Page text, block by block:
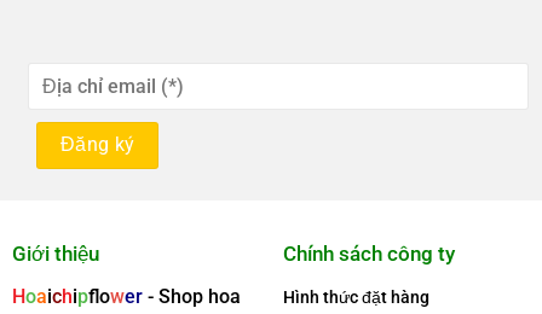
Giới thiệu
Hoaichipfower- Shop hoa
Chính sách công ty
Hình thức đặt hàng